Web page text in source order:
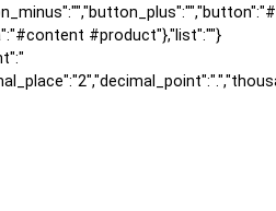
#product"},"list":""}